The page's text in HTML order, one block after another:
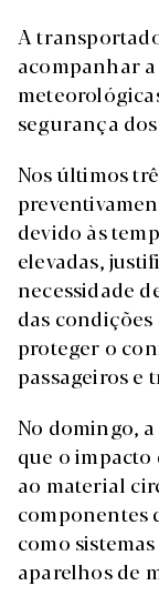
A
acompanhar
segurança
Nos últimos
devido às
elevadas,
necessidade
das
proteger o
passageiros e
No domingo,
que o
ao material
componentes
como
aparelhos de